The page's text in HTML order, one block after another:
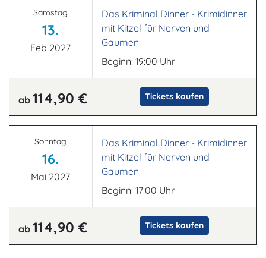
Samstag
13.
Feb 2027
Das Kriminal Dinner - Krimidinner
mit Kitzel für Nerven und
Gaumen
Beginn: 19:00 Uhr
ab 114,90 € Tickets kaufen
Sonntag
16.
Mai 2027
Das Kriminal Dinner - Krimidinner
mit Kitzel für Nerven und
Gaumen
Beginn: 17:00 Uhr
ab 114,90 € Tickets kaufen